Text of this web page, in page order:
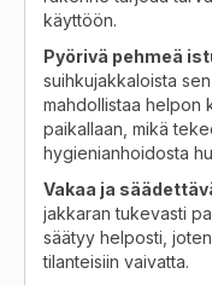
käyttöön.
Pyörivä pehmeä
suihkujakkaloista
mahdollistaa helpon
paikallaan, mikä
hygienianhoidosta
Vakaa ja
jakkaran tukevasti
säätyy helposti,
tilanteisiin vaivatta.